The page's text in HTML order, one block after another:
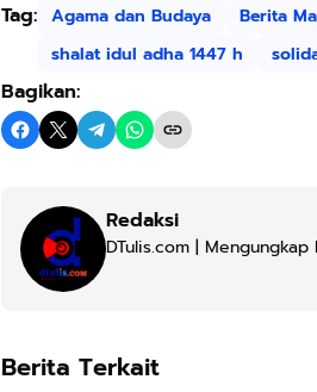
Tag: Agama dan Budaya Berita
shalat idul adha 1447 h
Bagikan:
Redaksi
DTulis.com |
Berita Terkait